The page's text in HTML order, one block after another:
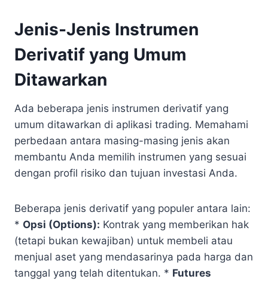
Jenis-Jenis Instrumen
Derivatif yang Umum
Ditawarkan
Ada beberapa jenis instrumen derivatif yang
umum ditawarkan di aplikasi trading. Memahami
perbedaan antara masing-masing jenis akan
membantu Anda memilih instrumen yang sesuai
dengan profil risiko dan tujuan investasi Anda.
Beberapa jenis derivatif yang populer antara lain:
* Opsi (Options): Kontrak yang memberikan hak
(tetapi bukan kewajiban) untuk membeli atau
menjual aset yang mendasarinya pada harga dan
tanggal yang telah ditentukan. * Futures